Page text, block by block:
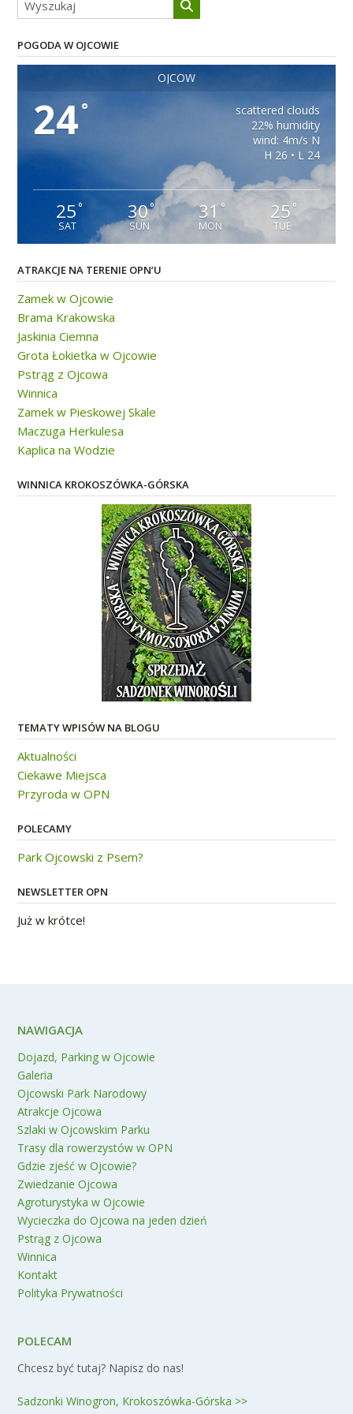
POGODA W OJCOWIE
OJCÓW
24°
scattered clouds
22% humidity
wind: 4m/s N
H 26 • L 24
25°
SAT
30°
SUN
31 °
MON
25 °
TUE
ATRAKCJE NA TERENIE OPN’U
Zamek w Ojcowie
Brama Krakowska
Jaskinia Ciemna
Grota Łokietka w Ojcowie
Pstrąg z Ojcowa
Winnica
Zamek w Pieskowej Skale
Maczuga Herkulesa
Kaplica na Wodzie
WINNICA KROKOSZÓWKA-GÓRSKA
TEMATY WPISÓW NA BLOGU
Aktualności
Ciekawe Miejsca
Przyroda w OPN
POLECAMY
Park Ojcowski z Psem?
NEWSLETTER OPN
Już w krótce!
NAWIGACJA
Dojazd, Parking w Ojcowie
Galeria
Ojcowski Park Narodowy
Atrakcje Ojcowa
Szlaki w Ojcowskim Parku
Trasy dla rowerzystów w OPN
Gdzie zjeść w Ojcowie?
Zwiedzanie Ojcowa
Agroturystyka w Ojcowie
Wycieczka do Ojcowa na jeden dzień
Pstrąg z Ojcowa
Winnica
Kontakt
Polityka Prywatności
POLECAM
Chcesz być tutaj? Napisz do nas!
Sadzonki Winogron, Krokoszówka-Górska >>